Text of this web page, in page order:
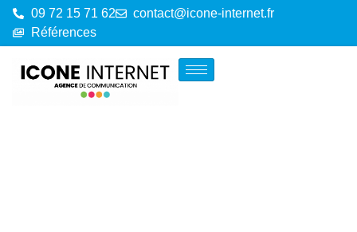
09 72 15 71 62
contact@icone-internet.fr
Références